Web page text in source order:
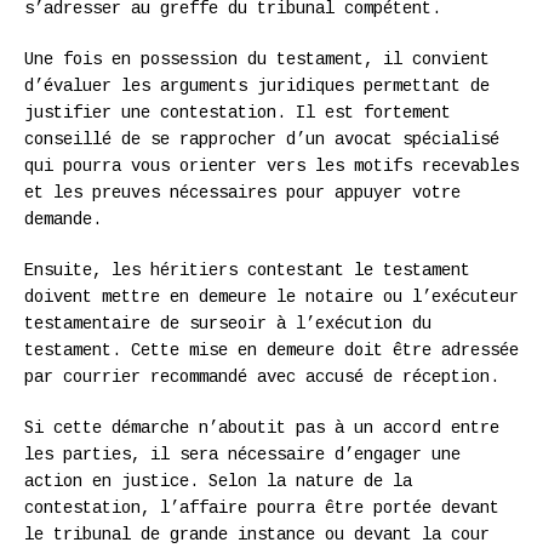
s’adresser au greffe du tribunal compétent.
Une fois en possession du testament, il convient
d’évaluer les arguments juridiques permettant de
justifier une contestation. Il est fortement
conseillé de se rapprocher d’un avocat spécialisé
qui pourra vous orienter vers les motifs recevables
et les preuves nécessaires pour appuyer votre
demande.
Ensuite, les héritiers contestant le testament
doivent mettre en demeure le notaire ou l’exécuteur
testamentaire de surseoir à l’exécution du
testament. Cette mise en demeure doit être adressée
par courrier recommandé avec accusé de réception.
Si cette démarche n’aboutit pas à un accord entre
les parties, il sera nécessaire d’engager une
action en justice. Selon la nature de la
contestation, l’affaire pourra être portée devant
le tribunal de grande instance ou devant la cour